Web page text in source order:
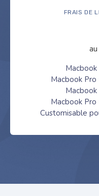
FRAIS DE
Macbook
Macbook
Customisable